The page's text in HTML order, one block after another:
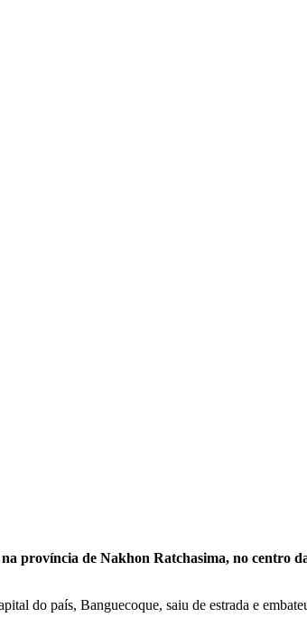
província de Nakhon Ratchasima, no centro
do país, Banguecoque, saiu de estrada e